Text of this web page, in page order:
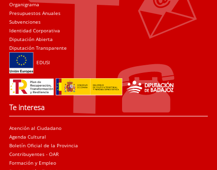
Organigrama
Presupuestos Anuales
Subvenciones
Identidad Corporativa
Diputación Abierta
Diputación Transparente
EDUSI
Te interesa
Atención al Ciudadano
Agenda Cultural
Boletín Oficial de la Provincia
Contribuyentes - OAR
Formación y Empleo